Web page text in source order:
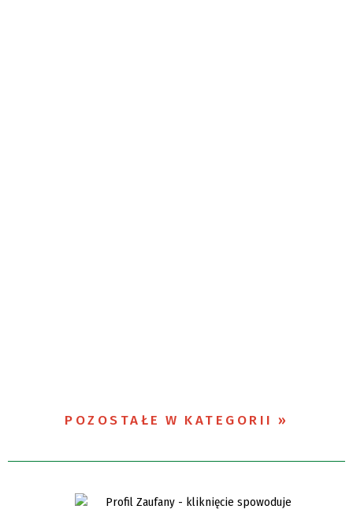
POZOSTAŁE W KATEGORII